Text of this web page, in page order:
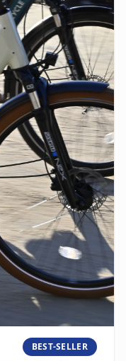
BEST-SELLER